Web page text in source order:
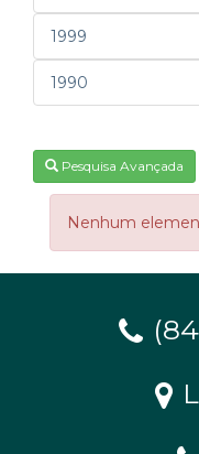
1999
1990
Pesquisa Avançada
Nenhum